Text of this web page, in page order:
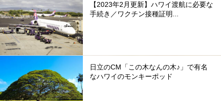
【2023年2月更新】ハワイ渡航に必要な
手続き／ワクチン接種証明...
日立のCM「この木なんの木♪」で有名
なハワイのモンキーポッド